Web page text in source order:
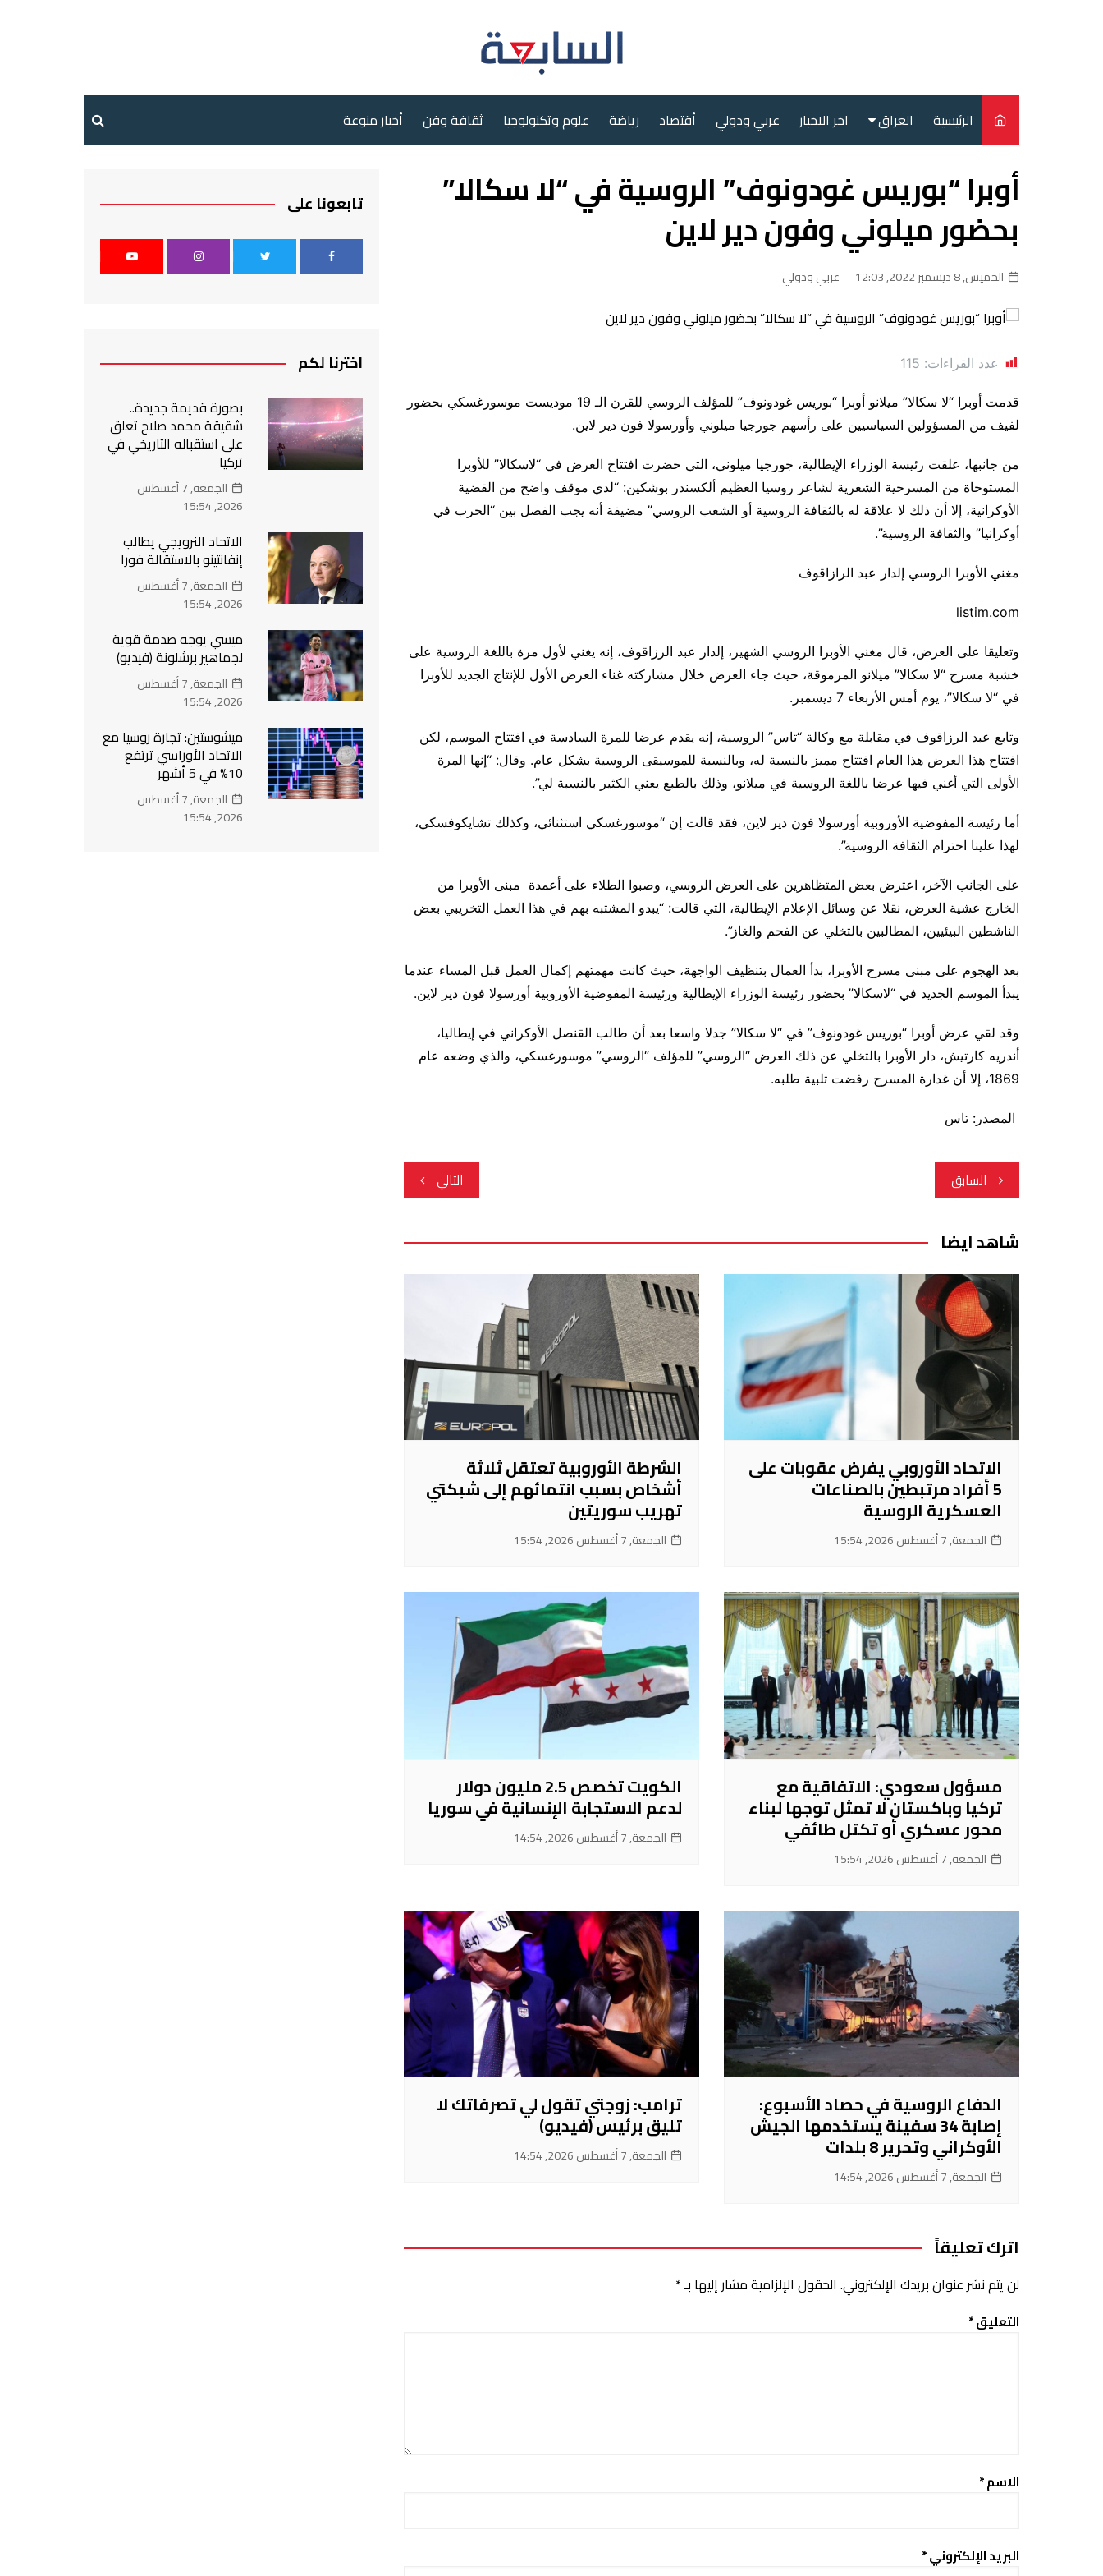
الرئيسية العراق
سياسة
محليات
اخر الاخبار عربي ودولي أقتصاد رياضة علوم وتكنولوجيا ثقافة وفن أخبار منوعة
أوبرا “بوريس غودونوف” الروسية في “لا سكالا”
بحضور ميلوني وفون دير لاين
الخميس, 8 ديسمبر 2022, 12:03 عربي ودولي
عدد القراءات: 115
قدمت أوبرا “لا سكالا” ميلانو أوبرا “بوريس غودونوف” للمؤلف الروسي للقرن الـ 19 موديست موسورغسكي بحضور
لفيف من المسؤولين السياسيين على رأسهم جورجيا ميلوني وأورسولا فون دير لاين.
من جانبها، علقت رئيسة الوزراء الإيطالية، جورجيا ميلوني، التي حضرت افتتاح العرض في “لاسكالا” للأوبرا
المستوحاة من المسرحية الشعرية لشاعر روسيا العظيم ألكسندر بوشكين: “لدي موقف واضح من القضية
الأوكرانية، إلا أن ذلك لا علاقة له بالثقافة الروسية أو الشعب الروسي” مضيفة أنه يجب الفصل بين “الحرب في
أوكرانيا” والثقافة الروسية”.
مغني الأوبرا الروسي إلدار عبد الرازاقوف
listim.com
وتعليقا على العرض، قال مغني الأوبرا الروسي الشهير، إلدار عبد الرزاقوف، إنه يغني لأول مرة باللغة الروسية على
خشبة مسرح “لا سكالا” ميلانو المرموقة، حيث جاء العرض خلال مشاركته غناء العرض الأول للإنتاج الجديد للأوبرا
في “لا سكالا”، يوم أمس الأربعاء 7 ديسمبر.
وتابع عبد الرزاقوف في مقابلة مع وكالة “تاس” الروسية، إنه يقدم عرضا للمرة السادسة في افتتاح الموسم، لكن
افتتاح هذا العرض هذا العام افتتاح مميز بالنسبة له، وبالنسبة للموسيقى الروسية بشكل عام. وقال: “إنها المرة
الأولى التي أغني فيها عرضا باللغة الروسية في ميلانو، وذلك بالطبع يعني الكثير بالنسبة لي”.
أما رئيسة المفوضية الأوروبية أورسولا فون دير لاين، فقد قالت إن “موسورغسكي استثنائي، وكذلك تشايكوفسكي،
لهذا علينا احترام الثقافة الروسية”.
على الجانب الآخر، اعترض بعض المتظاهرين على العرض الروسي، وصبوا الطلاء على أعمدة مبنى الأوبرا من
الخارج عشية العرض، نقلا عن وسائل الإعلام الإيطالية، التي قالت: “يبدو المشتبه بهم في هذا العمل التخريبي بعض
الناشطين البيئيين، المطالبين بالتخلي عن الفحم والغاز”.
بعد الهجوم على مبنى مسرح الأوبرا، بدأ العمال بتنظيف الواجهة، حيث كانت مهمتهم إكمال العمل قبل المساء عندما
يبدأ الموسم الجديد في “لاسكالا” بحضور رئيسة الوزراء الإيطالية ورئيسة المفوضية الأوروبية أورسولا فون دير لاين.
وقد لقي عرض أوبرا “بوريس غودونوف” في “لا سكالا” جدلا واسعا بعد أن طالب القنصل الأوكراني في إيطاليا،
أندريه كارتيش، دار الأوبرا بالتخلي عن ذلك العرض “الروسي” للمؤلف “الروسي” موسورغسكي، والذي وضعه عام
1869، إلا أن غدارة المسرح رفضت تلبية طلبه.
المصدر: تاس
تصفّح
المقالات
السابق التالي
شاهد ايضا
الاتحاد الأوروبي يفرض عقوبات على
5 أفراد مرتبطين بالصناعات
العسكرية الروسية
الجمعة, 7 أغسطس 2026, 15:54
الشرطة الأوروبية تعتقل ثلاثة
أشخاص بسبب انتمائهم إلى شبكتي
تهريب سوريتين
الجمعة, 7 أغسطس 2026, 15:54
مسؤول سعودي: الاتفاقية مع
تركيا وباكستان لا تمثل توجها لبناء
محور عسكري أو تكتل طائفي
الجمعة, 7 أغسطس 2026, 15:54
الكويت تخصص 2.5 مليون دولار
لدعم الاستجابة الإنسانية في سوريا
الجمعة, 7 أغسطس 2026, 14:54
الدفاع الروسية في حصاد الأسبوع:
إصابة 34 سفينة يستخدمها الجيش
الأوكراني وتحرير 8 بلدات
الجمعة, 7 أغسطس 2026, 14:54
ترامب: زوجتي تقول لي تصرفاتك لا
تليق برئيس (فيديو)
الجمعة, 7 أغسطس 2026, 14:54
اترك تعليقاً
لن يتم نشر عنوان بريدك الإلكتروني. الحقول الإلزامية مشار إليها بـ*
التعليق*
الاسم*
البريد الإلكتروني*
تابعونا على
اخترنا لكم
بصورة قديمة جديدة..
شقيقة محمد صلاح تعلق
على استقباله التاريخي في
تركيا
الجمعة, 7 أغسطس
2026, 15:54
الاتحاد النرويجي يطالب
إنفانتينو بالاستقالة فورا
الجمعة, 7 أغسطس
2026, 15:54
ميسي يوجه صدمة قوية
لجماهير برشلونة (فيديو)
الجمعة, 7 أغسطس
2026, 15:54
ميشوستين: تجارة روسيا مع
الاتحاد الأوراسي ترتفع
10% في 5 أشهر
الجمعة, 7 أغسطس
2026, 15:54